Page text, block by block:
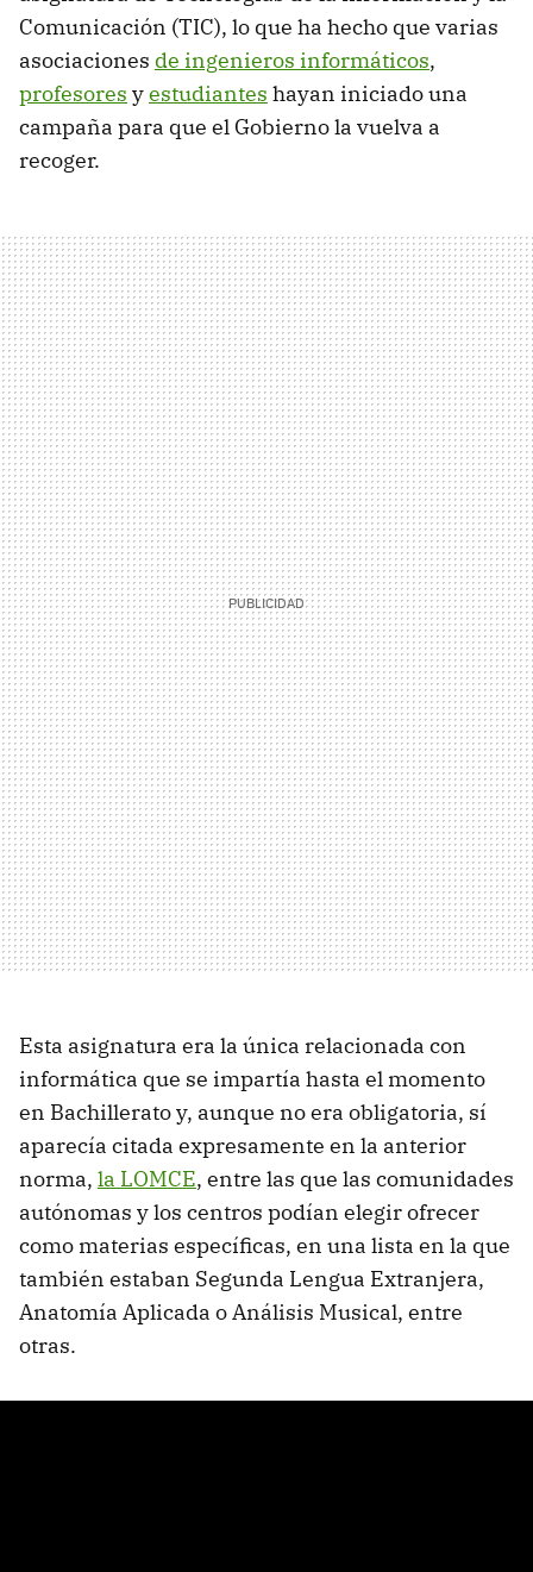
Comunicación (TIC), lo que ha hecho que varias
asociaciones de ingenieros informáticos,
profesores yestudiantes hayan iniciado una
campaña para que el Gobierno la vuelva a
recoger.
Esta asignatura era la única relacionada con
informática que se impartía hasta el momento
en Bachillerato y, aunque no era obligatoria, sí
aparecía citada expresamente en la anterior
norma, la LOMCE, entre las que las comunidades
autónomas y los centros podían elegir ofrecer
como materias específicas, en una lista en la que
también estaban Segunda Lengua Extranjera,
Anatomía Aplicada o Análisis Musical, entre
otras.